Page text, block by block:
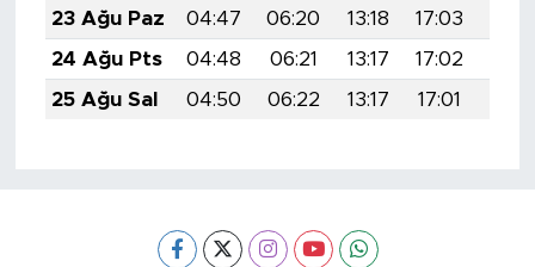
23 Ağu Paz
04:47 06:20 13:18 17:03
24 Ağu Pts
04:48 06:21 13:17 17:02
25 Ağu Sal
04:50 06:22 13:17 17:01